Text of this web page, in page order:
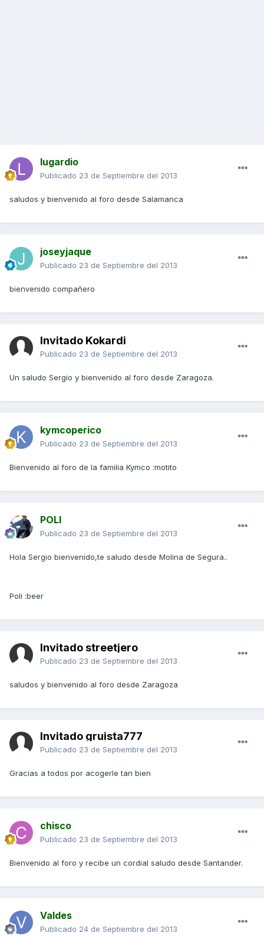
lugardio
Publicado 23 de Septiembre del 2013
saludos y bienvenido al foro desde Salamanca
joseyjaque
Publicado 23 de Septiembre del 2013
bienvenido compañero
Invitado Kokardi
Publicado 23 de Septiembre del 2013
Un saludo Sergio y bienvenido al foro desde Zaragoza.
kymcoperico
Publicado 23 de Septiembre del 2013
Bienvenido al foro de la familia Kymco :motito
POLI
Publicado 23 de Septiembre del 2013
Hola Sergio bienvenido,te saludo desde Molina de Segura..
Poli :beer
Invitado streetjero
Publicado 23 de Septiembre del 2013
saludos y bienvenido al foro desde Zaragoza
Invitado gruista777
Publicado 23 de Septiembre del 2013
Gracias a todos por acogerle tan bien
chisco
Publicado 23 de Septiembre del 2013
Bienvenido al foro y recibe un cordial saludo desde Santander.
Valdes
Publicado 24 de Septiembre del 2013